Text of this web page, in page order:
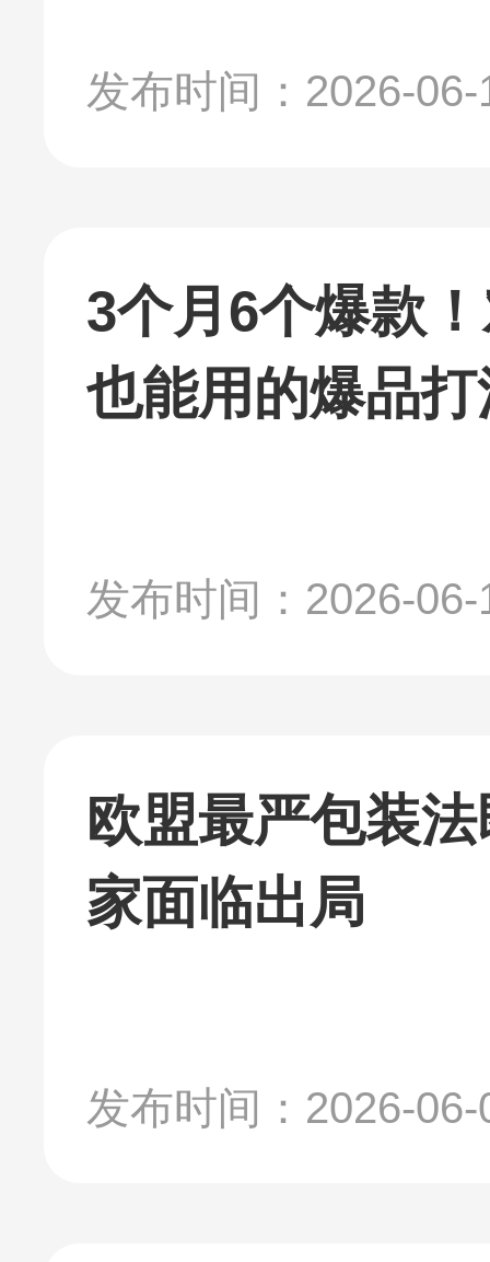
发布时间：2026-06-
3个月6个爆款
也能用的爆品打
发布时间：2026-06-
欧盟最严包装
家面临出局
发布时间：2026-06-